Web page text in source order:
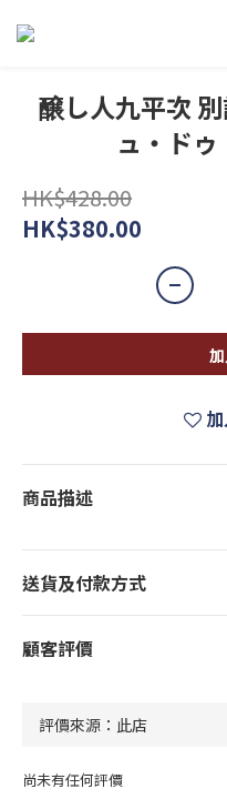
醸し人九平次
ュ・ド
HK$428.00
HK$380.00
商品描述
送貨及付款方式
顧客評價
尚未有任何評價